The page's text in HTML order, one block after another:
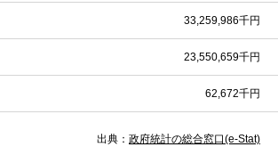
33,259,986千円
23,550,659千円
62,672千円
出典： 政府統計の総合窓口(e-Stat)